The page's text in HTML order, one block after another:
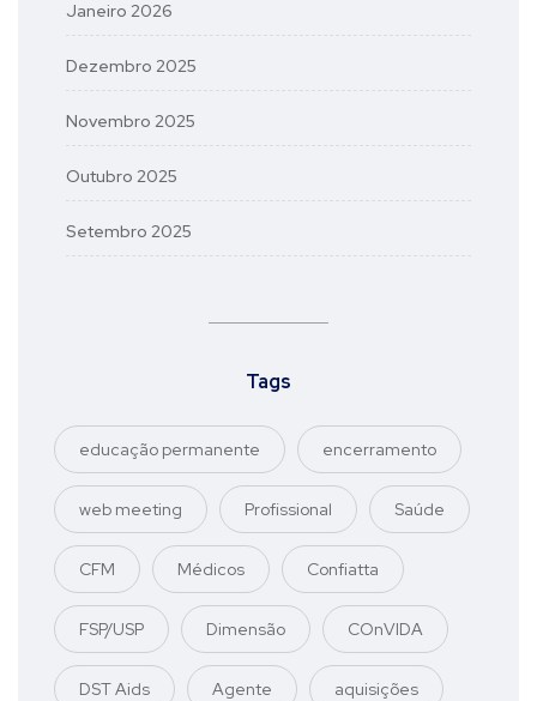
Janeiro 2026
Dezembro 2025
Novembro 2025
Outubro 2025
Setembro 2025
Tags
educação permanente encerramento
web meeting Profissional Saúde
CFM Médicos Confiatta
FSP/USP Dimensão COnVIDA
DST Aids Agente aquisições